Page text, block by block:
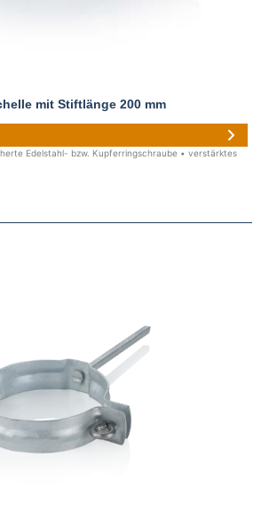
mit Stiftlänge 200 mm
Edelstahl- bzw. Kupferringschraube • verstärktes